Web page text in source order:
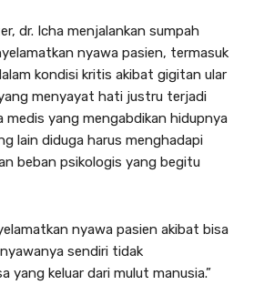
dr. Icha menjalankan sumpah
nyawa pasien, termasuk
kondisi kritis akibat gigitan ular
menyayat hati justru terjadi
medis yang mengabdikan hidupnya
lain diduga harus menghadapi
beban psikologis yang begitu
nyawa pasien akibat bisa
sendiri tidak
yang keluar dari mulut manusia.”